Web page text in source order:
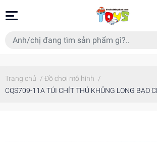
Trang chủ / Đồ chơi mô hình /
CQS709-11A TÚI CHÍT THÚ KHỦNG LONG BẠO